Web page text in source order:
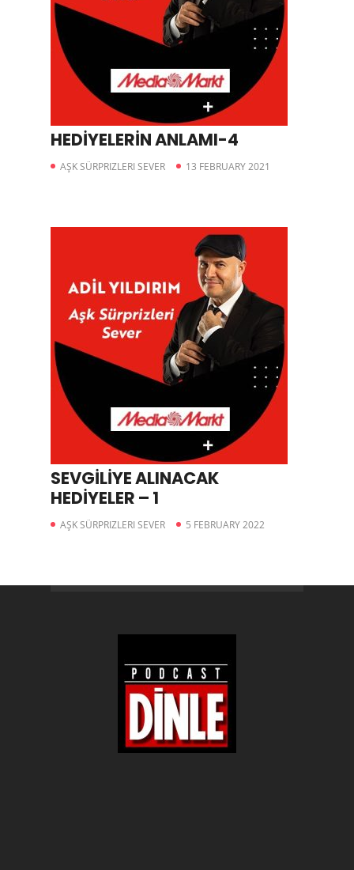
HEDİYELERİN ANLAMI-4
AŞK SÜRPRIZLERI SEVER 13 FEBRUARY 2021
SEVGİLİYE ALINACAK
HEDİYELER – 1
AŞK SÜRPRIZLERI SEVER 5 FEBRUARY 2022